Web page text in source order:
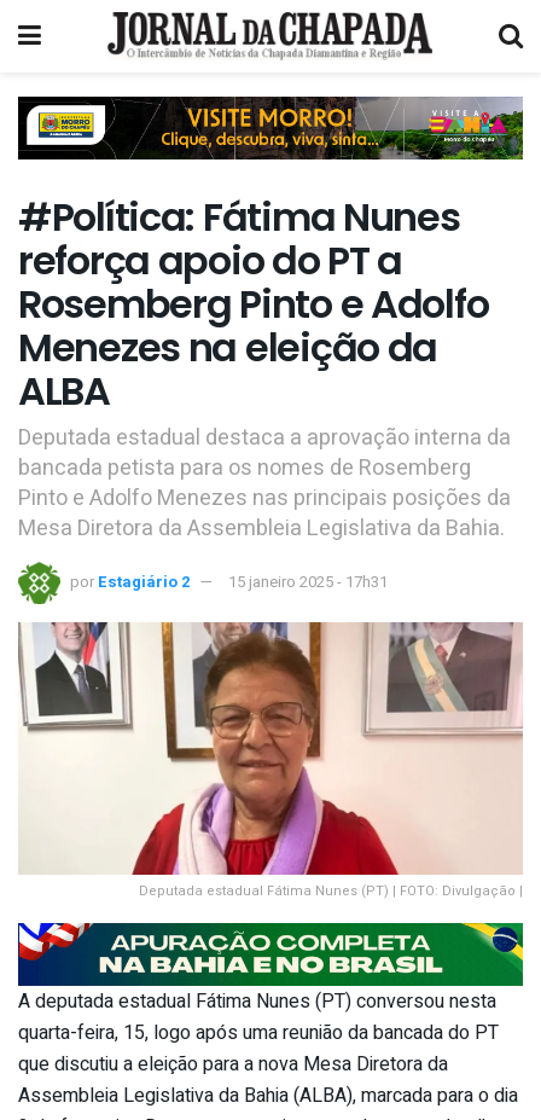
#Política: Fátima Nunes
reforça apoio do PT a
Rosemberg Pinto e Adolfo
Menezes na eleição da
ALBA
Deputada estadual destaca a aprovação interna da
bancada petista para os nomes de Rosemberg
Pinto e Adolfo Menezes nas principais posições da
Mesa Diretora da Assembleia Legislativa da Bahia.
por Estagiário 2 15 janeiro 2025 - 17h31
Deputada estadual Fátima Nunes (PT) | FOTO: Divulgação |
A deputada estadual Fátima Nunes (PT) conversou nesta
quarta-feira, 15, logo após uma reunião da bancada do PT
que discutiu a eleição para a nova Mesa Diretora da
Assembleia Legislativa da Bahia (ALBA), marcada para o dia